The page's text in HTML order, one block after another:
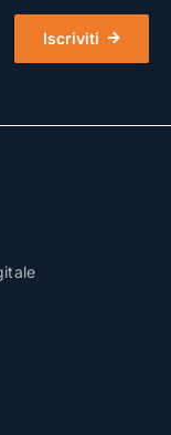
Iscriviti